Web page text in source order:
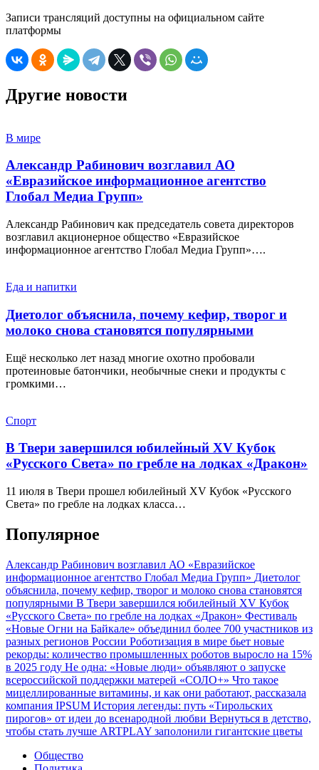
Записи трансляций доступны на официальном сайте
платформы
Другие новости
В мире
Александр Рабинович возглавил АО
«Евразийское информационное агентство
Глобал Медиа Групп»
Александр Рабинович как председатель совета директоров
возглавил акционерное общество «Евразийское
информационное агентство Глобал Медиа Групп»….
Еда и напитки
Диетолог объяснила, почему кефир, творог и
молоко снова становятся популярными
Ещё несколько лет назад многие охотно пробовали
протеиновые батончики, необычные снеки и продукты с
громкими…
Спорт
В Твери завершился юбилейный XV Кубок
«Русского Света» по гребле на лодках «Дракон»
11 июля в Твери прошел юбилейный XV Кубок «Русского
Света» по гребле на лодках класса…
Популярное
Александр Рабинович возглавил АО «Евразийское
информационное агентство Глобал Медиа Групп» Диетолог
объяснила, почему кефир, творог и молоко снова становятся
популярными В Твери завершился юбилейный XV Кубок
«Русского Света» по гребле на лодках «Дракон» Фестиваль
«Новые Огни на Байкале» объединил более 700 участников из
разных регионов России Роботизация в мире бьет новые
рекорды: количество промышленных роботов выросло на 15%
в 2025 году Не одна: «Новые люди» объявляют о запуске
всероссийской поддержки матерей «СОЛО+» Что такое
мицеллированные витамины, и как они работают, рассказала
компания IPSUM История легенды: путь «Тирольских
пирогов» от идеи до всенародной любви Вернуться в детство,
чтобы стать лучше ARTPLAY заполонили гигантские цветы
Общество